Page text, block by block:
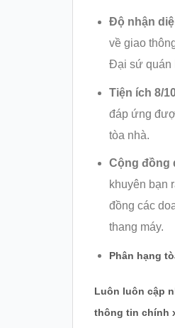
Độ nhận
về giao
Đại sứ quán
Tiện ích 8/
đáp ứng
tòa nhà.
Cộng đồng
khuyên bạn
đồng các
thang máy.
Phân hạng
Luôn luôn cập
thông tin chính